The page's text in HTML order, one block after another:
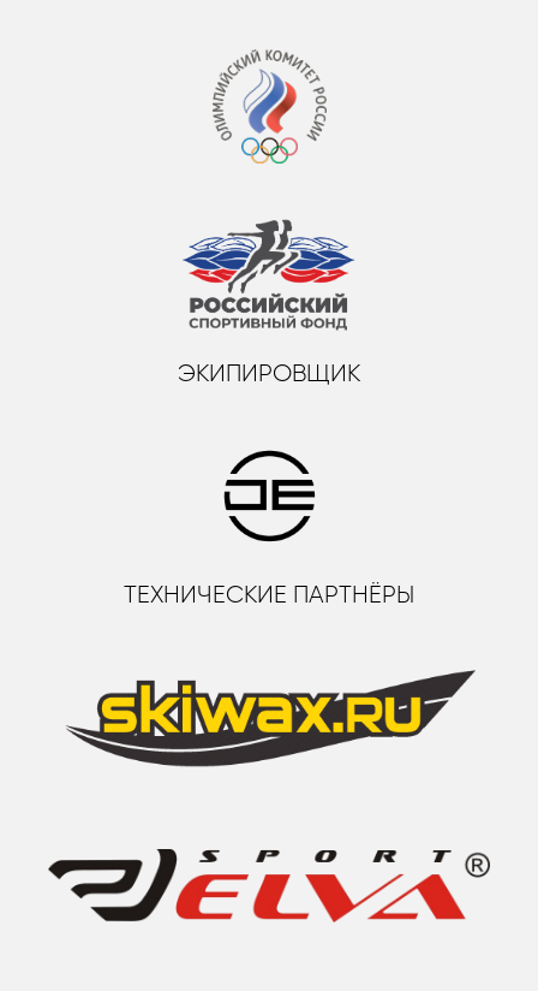
ЭКИПИРОВЩИК
ТЕХНИЧЕСКИЕ ПАРТНЁРЫ